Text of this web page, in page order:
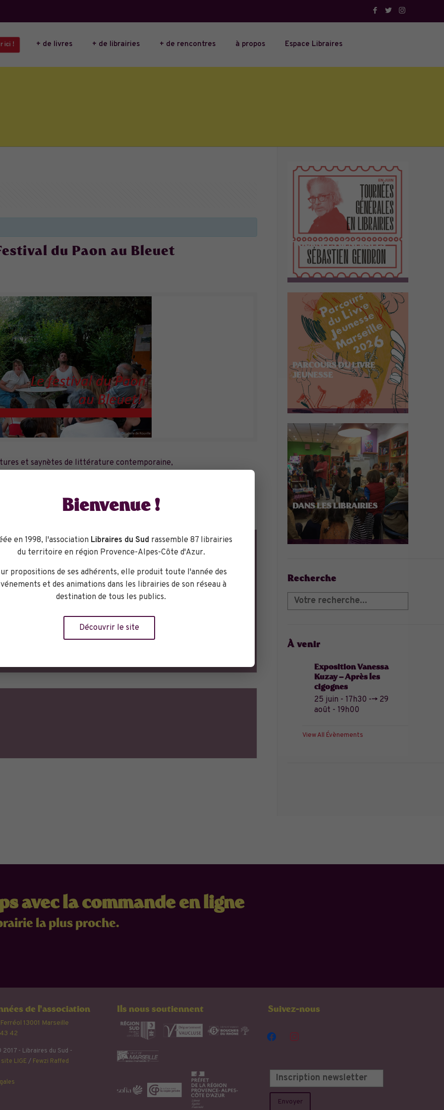
ici ! + de livres + de librairies + de rencontres à propos Espace Libraires
du Paon au Bleuet
et saynètes de littérature contemporaine,
TOURNÉES GÉNÉRALES
PARCOURS DU LIVRE
JEUNESSE
DANS LES LIBRAIRIES
Recherche
À venir
Exposition Vanessa
Kuzay – Après les
cigognes
25 juin - 17h30 --> 29
août - 19h00
View All Évènements
avec la commande en ligne
la plus proche.
de l'association
13001 Marseille
42
- Libraires du Sud -
LIGE / Fewzi Raffed
Ils nous soutiennent Suivez-nous
facebookinstagram
Bienvenue !
en 1998, l'association Libraires du Sud rassemble 87 librairies
du territoire en région Provence-Alpes-Côte d'Azur.
propositions de ses adhérents, elle produit toute l'année des
et des animations dans les librairies de son réseau à
destination de tous les publics.
Découvrir le site